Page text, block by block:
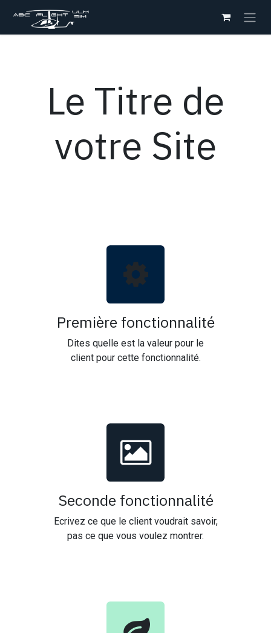
Le Titre de
votre Site
Première fonctionnalité
Dites quelle est la valeur pour le
client pour cette fonctionnalité.
Seconde fonctionnalité
Ecrivez ce que le client voudrait savoir,
pas ce que vous voulez montrer.